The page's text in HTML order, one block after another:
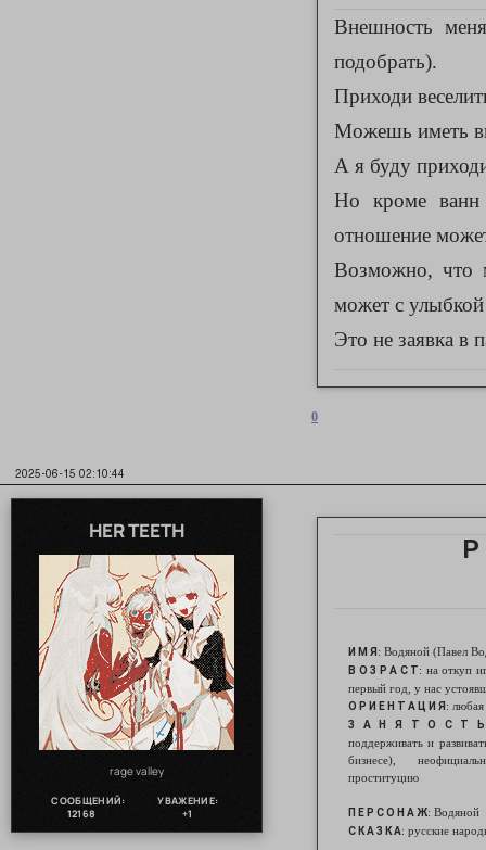
Внешность
подобрать).
Приходи
Можешь иметь
А я буду
Но кроме
отношение
Возможно, что
может с улыбкой
Это не заявка в
0
2025-06-15 02:10:44
HER TEETH
rage valley
СООБЩЕНИЙ:
12168
УВАЖЕНИЕ:
+1
И М Я : Водяной (Павел
В О З Р А С Т: на откуп
первый год, у нас
О Р И Е Н Т А Ц И Я : любая
З А Н Я Т О С Т Ь
поддерживать и
бизнесе),
проституцию
П Е Р С О Н А Ж: Водяной
С К А З К А: русские